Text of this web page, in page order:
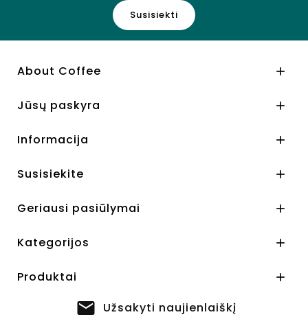
Susisiekti
About Coffee 
Jūsų paskyra 
Informacija 
Susisiekite 
Geriausi pasiūlymai 
Kategorijos 
Produktai 
Užsakyti naujienlaiškį